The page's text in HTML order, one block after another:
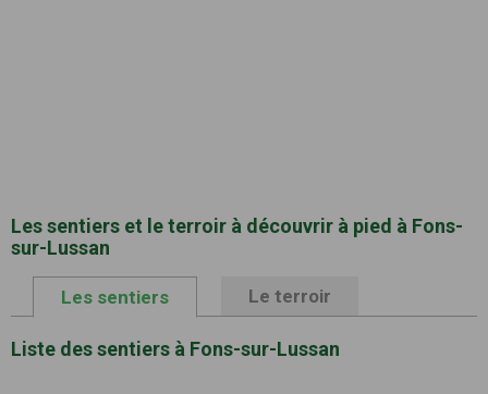
Les sentiers et le terroir à découvrir à pied à Fons-
sur-Lussan
Les sentiers Le terroir
Liste des sentiers à Fons-sur-Lussan